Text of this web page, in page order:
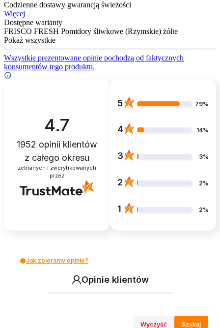
Codzienne dostawy gwarancją świeżości
Więcej
Dostępne warianty
FRISCO FRESH Pomidory śliwkowe (Rzymskie) żółte
Pokaż wszystkie
Wszystkie prezentowane opinie pochodzą od faktycznych
konsumentów tego produktu.
4.7
1952 opinii klientów
z całego okresu
zebranych i zweryfikowanych
przez
5 79%
4 14%
3 3%
2 2%
1 2%
Jak zbieramy opinie?
Opinie klientów
Wyczyść Szukaj